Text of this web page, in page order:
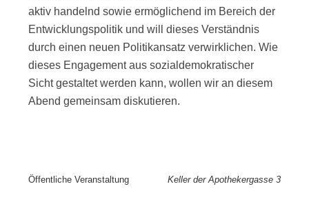
aktiv handelnd sowie ermöglichend im Bereich der
Entwicklungspolitik und will dieses Verständnis
durch einen neuen Politikansatz verwirklichen. Wie
dieses Engagement aus sozialdemokratischer
Sicht gestaltet werden kann, wollen wir an diesem
Abend gemeinsam diskutieren.
Öffentliche Veranstaltung Keller der Apothekergasse 3